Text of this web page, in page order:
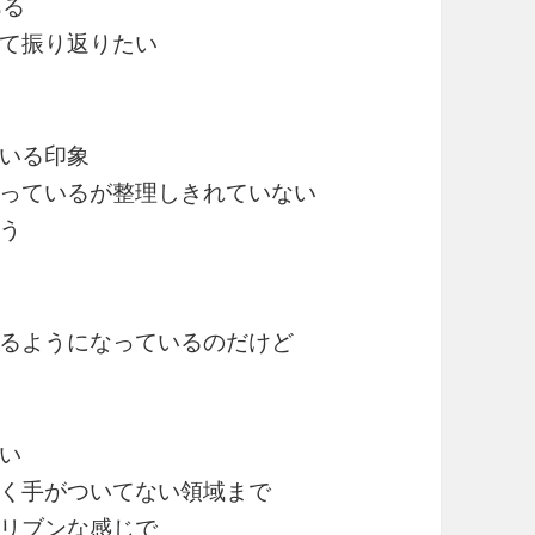
振り返りたい
る印象
ているが整理しきれていない
ようになっているのだけど
手がついてない領域まで
ブンな感じで